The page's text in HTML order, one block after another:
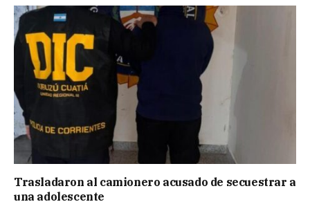
Trasladaron al camionero acusado de secuestrar a
una adolescente